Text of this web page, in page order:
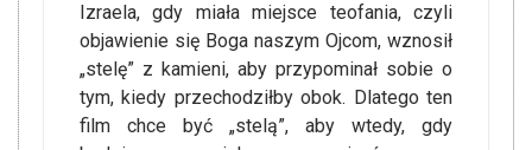
Izraela, gdy miała miejsce teofania, czyli
objawienie się Boga naszym Ojcom, wznosił
„stelę” z kamieni, aby przypominał sobie o
tym, kiedy przechodziłby obok. Dlatego ten
film chce być „stelą”, aby wtedy, gdy